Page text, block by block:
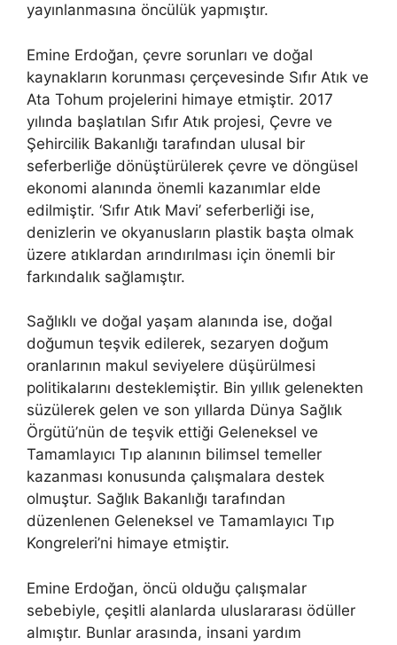
yayınlanmasına öncülük yapmıştır.
Emine Erdoğan, çevre sorunları ve doğal
kaynakların korunması çerçevesinde Sıfır Atık ve
Ata Tohum projelerini himaye etmiştir. 2017
yılında başlatılan Sıfır Atık projesi, Çevre ve
Şehircilik Bakanlığı tarafından ulusal bir
seferberliğe dönüştürülerek çevre ve döngüsel
ekonomi alanında önemli kazanımlar elde
edilmiştir. ‘Sıfır Atık Mavi’ seferberliği ise,
denizlerin ve okyanusların plastik başta olmak
üzere atıklardan arındırılması için önemli bir
farkındalık sağlamıştır.
Sağlıklı ve doğal yaşam alanında ise, doğal
doğumun teşvik edilerek, sezaryen doğum
oranlarının makul seviyelere düşürülmesi
politikalarını desteklemiştir. Bin yıllık gelenekten
süzülerek gelen ve son yıllarda Dünya Sağlık
Örgütü’nün de teşvik ettiği Geleneksel ve
Tamamlayıcı Tıp alanının bilimsel temeller
kazanması konusunda çalışmalara destek
olmuştur. Sağlık Bakanlığı tarafından
düzenlenen Geleneksel ve Tamamlayıcı Tıp
Kongreleri’ni himaye etmiştir.
Emine Erdoğan, öncü olduğu çalışmalar
sebebiyle, çeşitli alanlarda uluslararası ödüller
almıştır. Bunlar arasında, insani yardım